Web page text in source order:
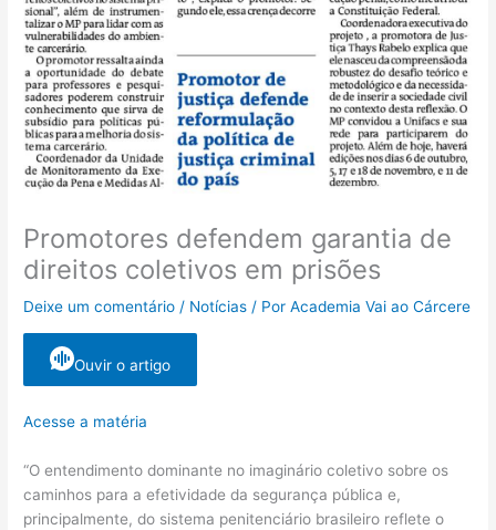
Promotores defendem garantia de
direitos coletivos em prisões
Deixe um comentário / Notícias / PorAcademia Vai ao Cárcere
Ouvir o artigo
Acesse a matéria
“O entendimento dominante no imaginário coletivo sobre os
caminhos para a efetividade da segurança pública e,
principalmente, do sistema penitenciário brasileiro reflete o